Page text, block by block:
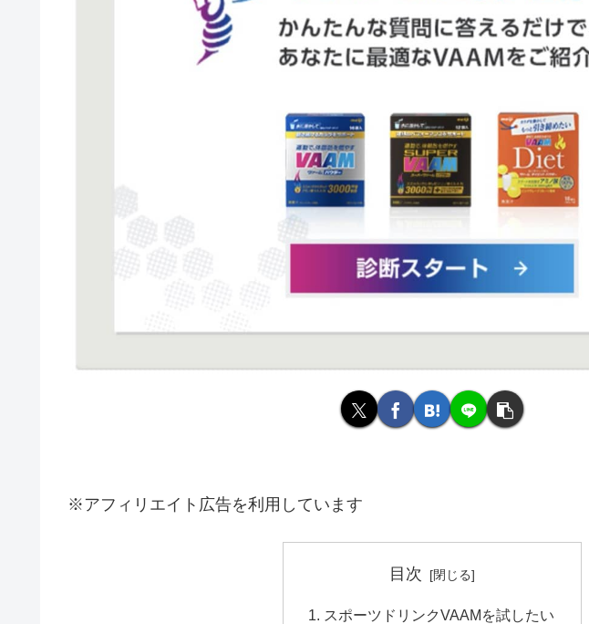
※アフィリエイト広告を利用しています
目次
スポーツドリンクVAAMを試したい